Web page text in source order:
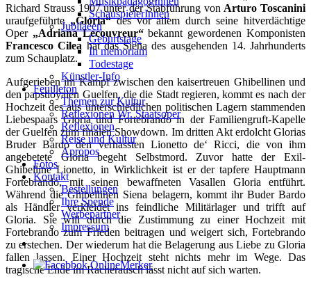
SchauspielerInnen
Jubilaeen
Geburtstage
In memoriam
Todestage
Künstler-Info
Feuilleton
Themen zur Kultur
Reflexionen Wr. Staatsoper
Reflexionen
Reise und Kultur
Apropos
Fotos
Kontakt
Bestellungen
Ihre Spende
Werbepartner
Impressum
Richard Strauss 1907 unter der Stabführung von Arturo Toscanini
uraufgeführte „Gloria“des vor allem durch seine hitverdächtige
Oper „Adriana Lecouvreur“bekannt gewordenen Komponisten
Francesco Cilea hat das Siena des ausgehenden 14. Jahrhunderts
zum Schauplatz.
Aufgerieben im Kampf zwischen den kaisertreuen Ghibellinen und
den papstloyalen Guelfen, die die Stadt regieren, kommt es nach der
Hochzeit des aus unterschiedlichen politischen Lagern stammenden
Liebespaars Gloria und Fortebrando in der Familiengruft-Kapelle
der Guelfen zum finalen Showdown. Im dritten Akt erdolcht Glorias
Bruder Bardo den verhassten Lionetto de‘ Ricci, die von ihm
angebetete Gloria begeht Selbstmord. Zuvor hatte der Exil-
Ghibelline Lionetto, in Wirklichkeit ist er der tapfere Hauptmann
Fortebrando, mit seinen bewaffneten Vasallen Gloria entführt.
Während die Ghibellinen Siena belagern, kommt ihr Buder Bardo
als Händler verkleidet ins feindliche Militärlager und trifft auf
Gloria. Sie will durch die Zustimmung zu einer Hochzeit mit
Fortebrando zum Frieden beitragen und weigert sich, Fortebrando
zu erstechen. Der wiederum hat die Belagerung aus Liebe zu Gloria
fallen lassen. Einer Hochzeit steht nichts mehr im Wege. Das
tragische Ende im Racherausch lässt nicht auf sich warten.